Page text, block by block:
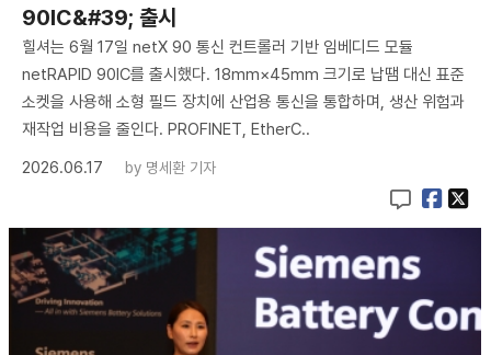
90IC&#39; 출시
힐셔는 6월 17일 netX 90 통신 컨트롤러 기반 임베디드 모듈
netRAPID 90IC를 출시했다. 18mm×45mm 크기로 납땜 대신 표준
소켓을 사용해 소형 필드 장치에 산업용 통신을 통합하며, 생산 위험과
재작업 비용을 줄인다. PROFINET, EtherC..
2026.06.17
by 명세환 기자